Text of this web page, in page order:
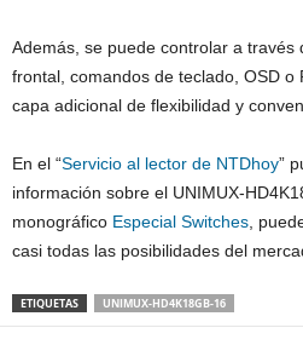
Además, se puede controlar a través
frontal, comandos de teclado, OSD o
capa adicional de flexibilidad y
En el “Servicio al lector de NTDhoy”
información sobre el UNIMUX-
monográfico Especial Switches ,
casi todas las posibilidades del
ETIQUETAS UNIMUX-HD4K18GB-16